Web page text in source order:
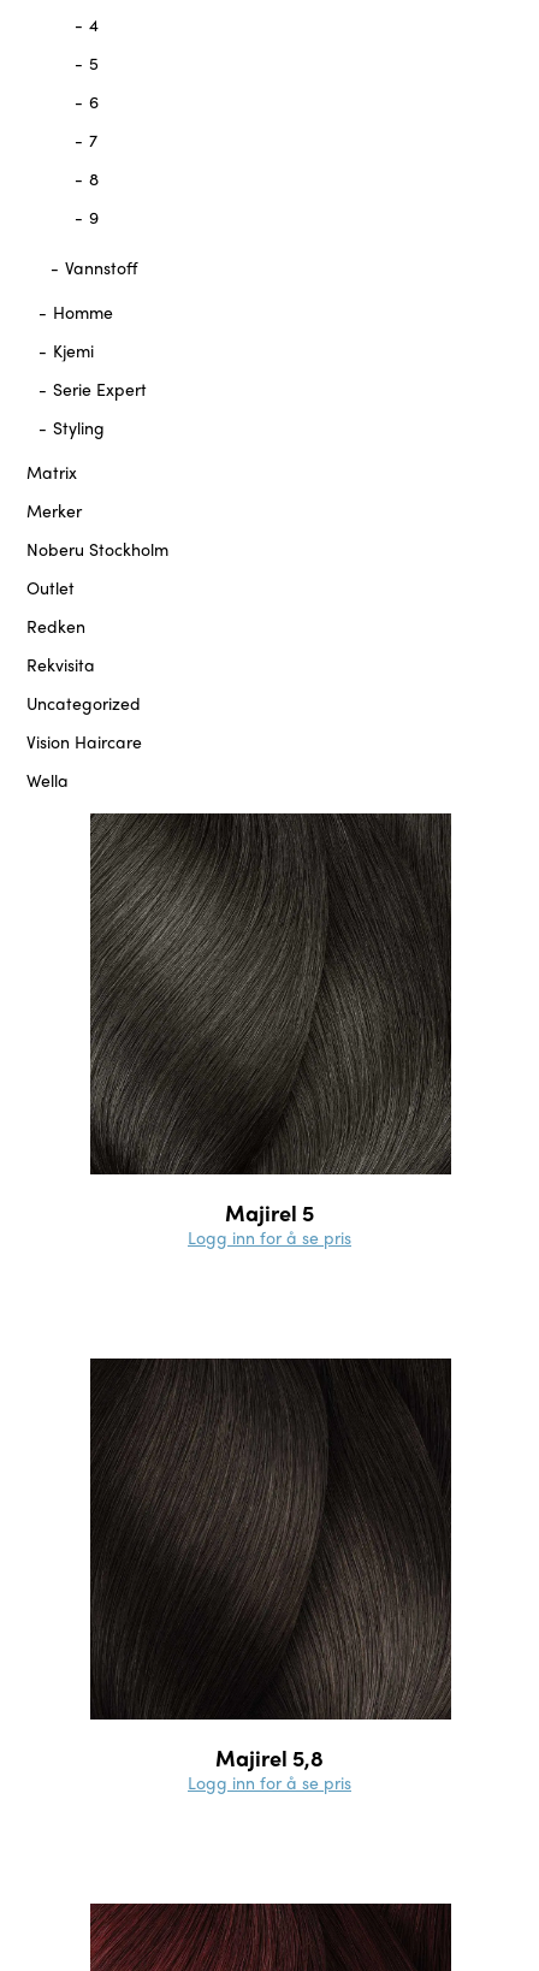
4
5
6
7
8
9
Vannstoff
Homme
Kjemi
Serie Expert
Styling
Matrix
Merker
Noberu Stockholm
Outlet
Redken
Rekvisita
Uncategorized
Vision Haircare
Wella
Majirel 5
Logg inn for å se pris
Majirel 5,8
Logg inn for å se pris